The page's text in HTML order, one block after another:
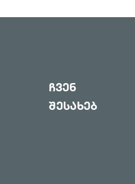
ჩვენ
შესახებ